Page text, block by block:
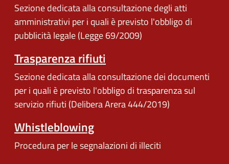
Sezione dedicata alla consultazione degli atti
amministrativi per i quali è previsto l'obbligo di
pubblicità legale (Legge 69/2009)
Trasparenza rifiuti
Sezione dedicata alla consultazione dei documenti
per i quali è previsto l'obbligo di trasparenza sul
servizio rifiuti (Delibera Arera 444/2019)
Whistleblowing
Procedura per le segnalazioni di illeciti